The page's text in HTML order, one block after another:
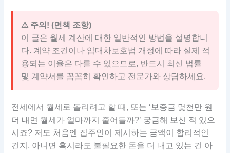
⚠ 주의! (면책 조항)
이 글은 월세 계산에 대한 일반적인 방법을 설명합니
다. 계약 조건이나 임대차보호법 개정에 따라 실제 적
용되는 이율은 다를 수 있으므로, 반드시 최신 법률
및 계약서를 꼼꼼히 확인하고 전문가와 상담하세요.
전세에서 월세로 돌리려고 할 때, 또는 ‘보증금 몇천만 원
더 내면 월세가 얼마까지 줄어들까?’ 궁금해 보신 적 있으
시죠? 저도 처음엔 집주인이 제시하는 금액이 합리적인
건지, 아니면 혹시라도 불필요한 돈을 더 내고 있는 건 아